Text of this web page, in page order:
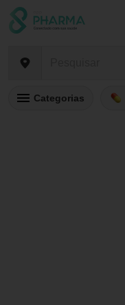
Categorias